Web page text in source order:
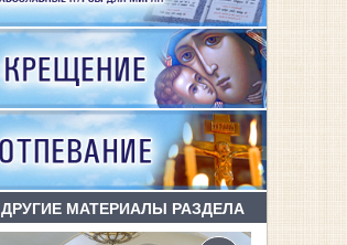
ДРУГИЕ МАТЕРИАЛЫ РАЗДЕЛА